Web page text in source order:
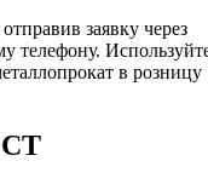
заявку через
телефону.
в розницу